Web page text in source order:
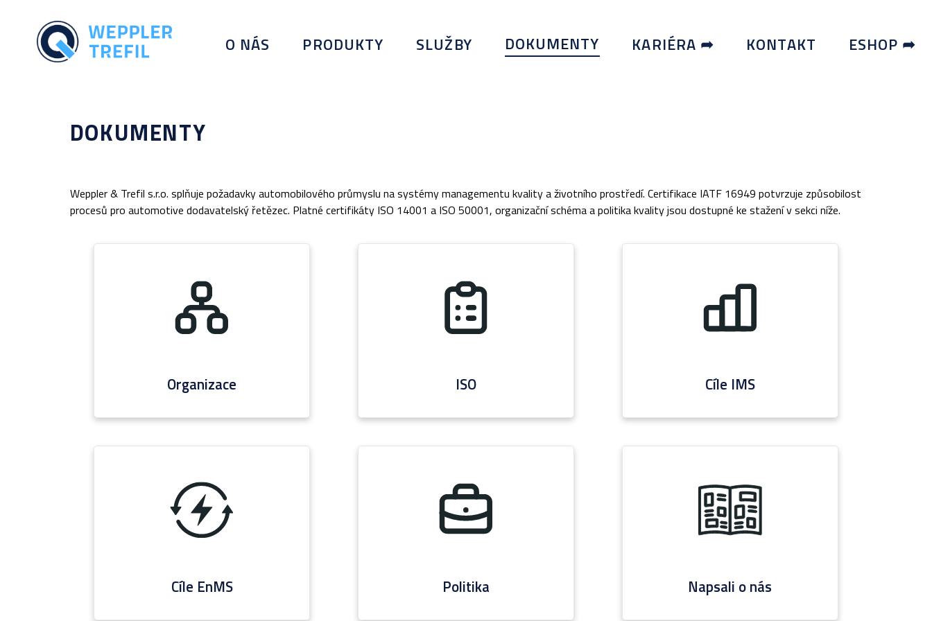
O NÁS PRODUKTY SLUŽBY DOKUMENTY KARIÉRA ➦ KONTAKT ESHOP ➦
DOKUMENTY
Weppler & Trefil s.r.o. splňuje požadavky automobilového průmyslu na systémy managementu kvality a životního prostředí. Certifikace IATF 16949 potvrzuje způsobilost
procesů pro automotive dodavatelský řetězec. Platné certifikáty ISO 14001 a ISO 50001, organizační schéma a politika kvality jsou dostupné ke stažení v sekci níže.
Organizace ISO Cíle IMS
Cíle EnMS Politika Napsali o nás